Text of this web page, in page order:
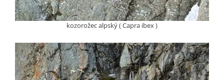
kozorožec alpský ( Capra ibex )